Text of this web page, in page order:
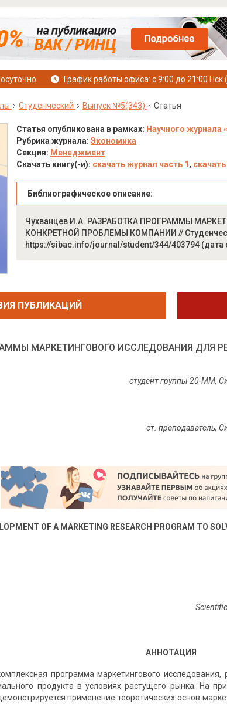
График работы офиса: с 9:00 до 21:00 Нск
Студенческий Выпуск №5(343) Статья
Статья опубликована в рамках: Научного журнала
Рубрика журнала: Экономика
Секция: Менеджмент
Скачать книгу(-и): скачать журнал часть 1 ,
Библиографическое описание:
Чухванцев И.А. РАЗРАБОТКА ПРОГРАММЫ
КОНКРЕТНОЙ ПРОБЛЕМЫ КОМПАНИИ //
https://sibac.info/journal/student/344/403794 (дата
ПУБЛИКАЦИЙ
МАРКЕТИНГОВОГО ИССЛЕДОВАНИЯ ДЛЯ
студент группы 20-ММ,
ст. преподаватель,
OF A MARKETING RESEARCH PROGRAM TO
АННОТАЦИЯ
программа маркетингового
продукта в условиях растущего рынка. На
применение теоретических основ